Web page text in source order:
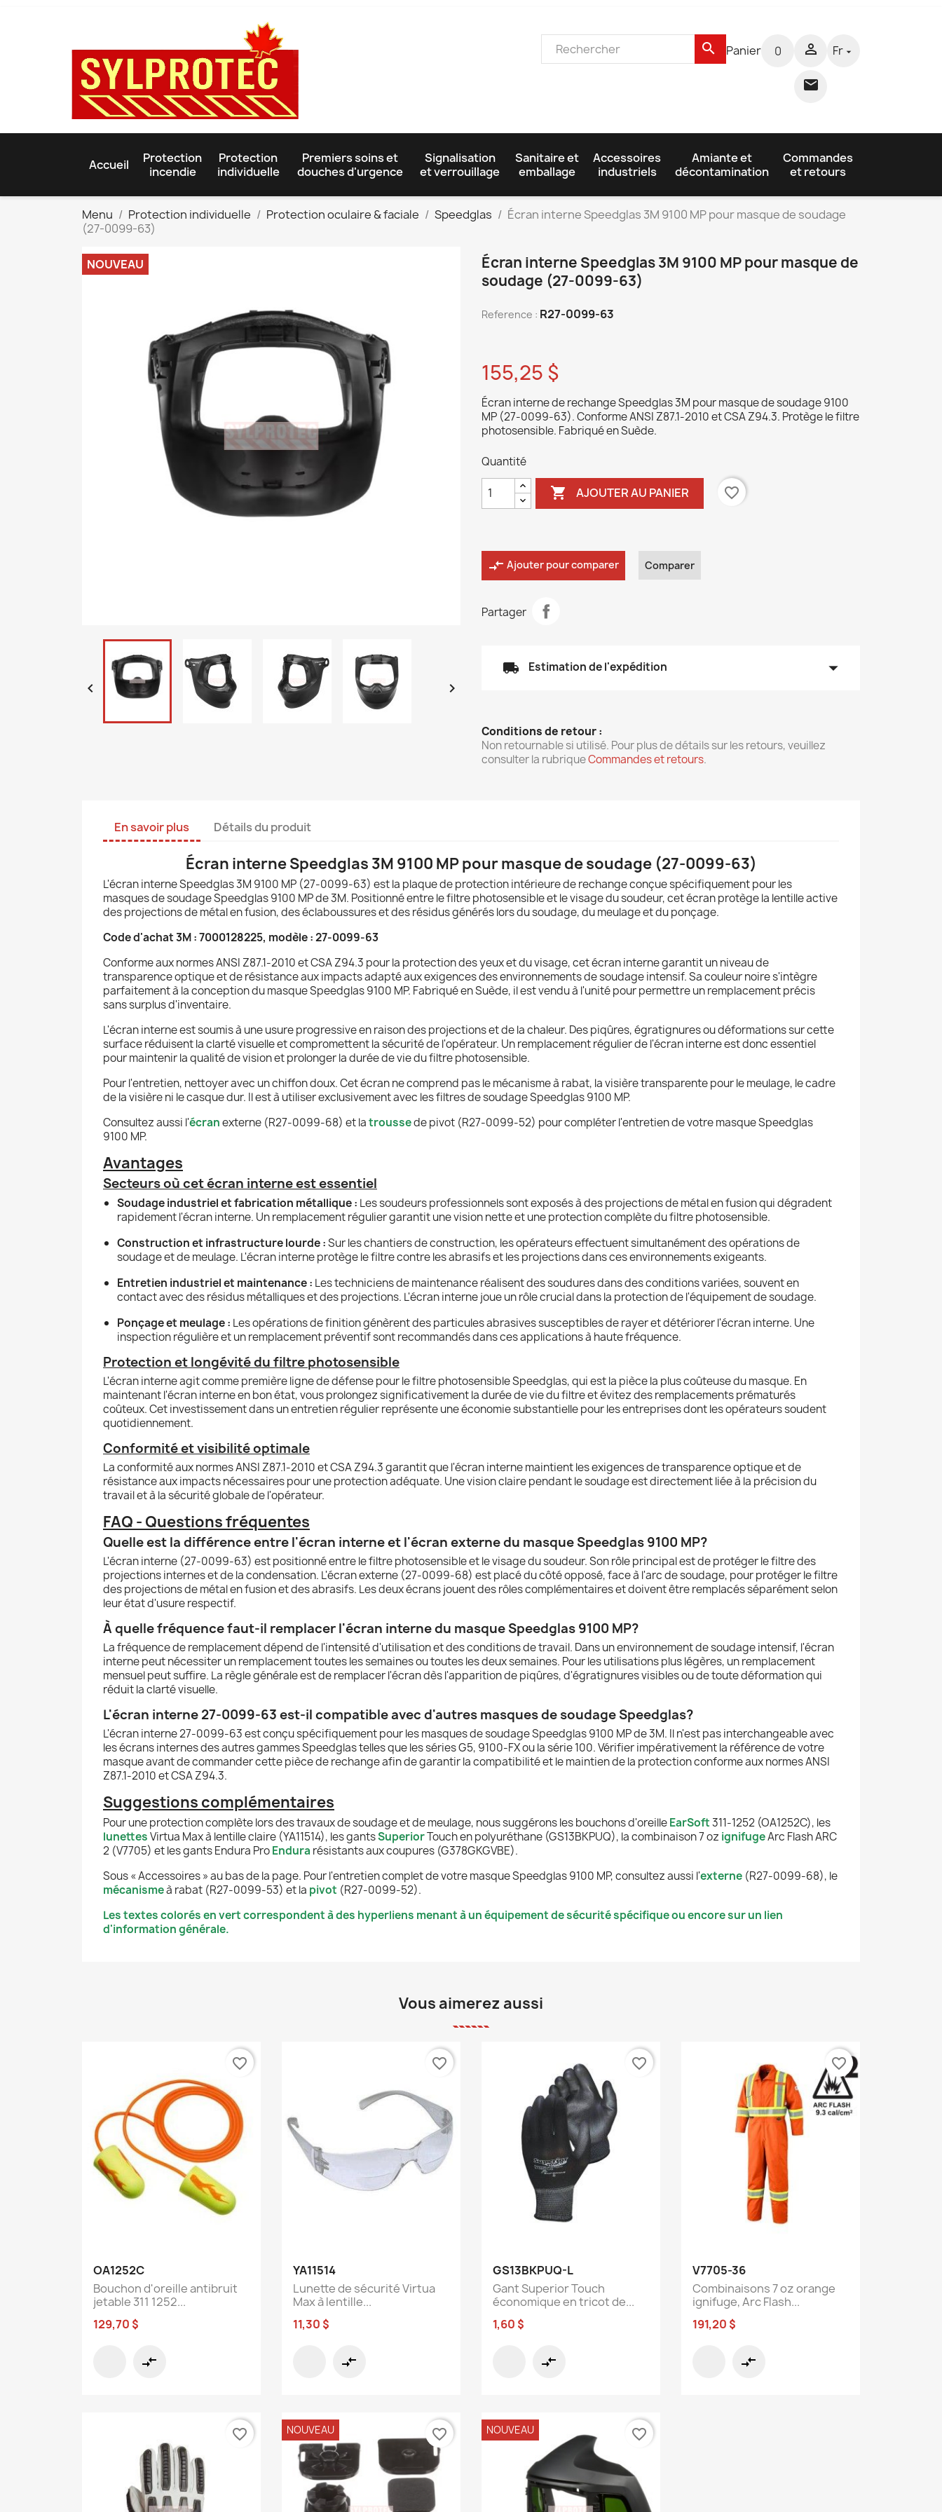
search Panier 0 

Fr 
Accueil
Protection
incendie
Protection
individuelle
Premiers soins et
douches d'urgence
Signalisation
et verrouillage
Sanitaire et
emballage
Accessoires
industriels
Amiante et
décontamination
Commandes
et retours
Menu Protection individuelle Protection oculaire & faciale Speedglas
Écran interne Speedglas 3M 9100 MP pour masque de soudage
(27-0099-63)
NOUVEAU
 
Écran interne Speedglas 3M 9100 MP pour masque de
soudage (27-0099-63)
Reference : R27-0099-63
155,25 $
Écran interne de rechange Speedglas 3M pour masque de soudage 9100
MP (27-0099-63). Conforme ANSI Z87.1-2010 et CSA Z94.3. Protège le filtre
photosensible. Fabriqué en Suède.
Quantité
 AJOUTER AU PANIER favorite_border
compare_arrows Ajouter pour comparer Comparer
Partager
local_shipping Estimation de l'expédition arrow_drop_down
Conditions de retour :
Non retournable si utilisé. Pour plus de détails sur les retours, veuillez
consulter la rubriqueCommandes et retours.
En savoir plus Détails du produit
Écran interne Speedglas 3M 9100 MP pour masque de soudage (27-0099-63)
L'écran interne Speedglas 3M 9100 MP (27-0099-63) est la plaque de protection intérieure de rechange conçue spécifiquement pour les
masques de soudage Speedglas 9100 MP de 3M. Positionné entre le filtre photosensible et le visage du soudeur, cet écran protège la lentille active
des projections de métal en fusion, des éclaboussures et des résidus générés lors du soudage, du meulage et du ponçage.
Code d'achat 3M : 7000128225, modèle : 27-0099-63
Conforme aux normes ANSI Z87.1-2010 et CSA Z94.3 pour la protection des yeux et du visage, cet écran interne garantit un niveau de
transparence optique et de résistance aux impacts adapté aux exigences des environnements de soudage intensif. Sa couleur noire s'intègre
parfaitement à la conception du masque Speedglas 9100 MP. Fabriqué en Suède, il est vendu à l'unité pour permettre un remplacement précis
sans surplus d'inventaire.
L'écran interne est soumis à une usure progressive en raison des projections et de la chaleur. Des piqûres, égratignures ou déformations sur cette
surface réduisent la clarté visuelle et compromettent la sécurité de l'opérateur. Un remplacement régulier de l'écran interne est donc essentiel
pour maintenir la qualité de vision et prolonger la durée de vie du filtre photosensible.
Pour l'entretien, nettoyer avec un chiffon doux. Cet écran ne comprend pas le mécanisme à rabat, la visière transparente pour le meulage, le cadre
de la visière ni le casque dur. Il est à utiliser exclusivement avec les filtres de soudage Speedglas 9100 MP.
Consultez aussi l'écranexterne (R27-0099-68) et latroussede pivot (R27-0099-52) pour compléter l'entretien de votre masque Speedglas
9100 MP.
Avantages
Secteurs où cet écran interne est essentiel
Soudage industriel et fabrication métallique : Les soudeurs professionnels sont exposés à des projections de métal en fusion qui dégradent
rapidement l'écran interne. Un remplacement régulier garantit une vision nette et une protection complète du filtre photosensible.
Construction et infrastructure lourde :Sur les chantiers de construction, les opérateurs effectuent simultanément des opérations de
soudage et de meulage. L'écran interne protège le filtre contre les abrasifs et les projections dans ces environnements exigeants.
Entretien industriel et maintenance : Les techniciens de maintenance réalisent des soudures dans des conditions variées, souvent en
contact avec des résidus métalliques et des projections. L'écran interne joue un rôle crucial dans la protection de l'équipement de soudage.
Ponçage et meulage : Les opérations de finition génèrent des particules abrasives susceptibles de rayer et détériorer l'écran interne. Une
inspection régulière et un remplacement préventif sont recommandés dans ces applications à haute fréquence.
Protection et longévité du filtre photosensible
L'écran interne agit comme première ligne de défense pour le filtre photosensible Speedglas, qui est la pièce la plus coûteuse du masque. En
maintenant l'écran interne en bon état, vous prolongez significativement la durée de vie du filtre et évitez des remplacements prématurés
coûteux. Cet investissement dans un entretien régulier représente une économie substantielle pour les entreprises dont les opérateurs soudent
quotidiennement.
Conformité et visibilité optimale
La conformité aux normes ANSI Z87.1-2010 et CSA Z94.3 garantit que l'écran interne maintient les exigences de transparence optique et de
résistance aux impacts nécessaires pour une protection adéquate. Une vision claire pendant le soudage est directement liée à la précision du
travail et à la sécurité globale de l'opérateur.
FAQ - Questions fréquentes
Quelle est la différence entre l'écran interne et l'écran externe du masque Speedglas 9100 MP?
L'écran interne (27-0099-63) est positionné entre le filtre photosensible et le visage du soudeur. Son rôle principal est de protéger le filtre des
projections internes et de la condensation. L'écran externe (27-0099-68) est placé du côté opposé, face à l'arc de soudage, pour protéger le filtre
des projections de métal en fusion et des abrasifs. Les deux écrans jouent des rôles complémentaires et doivent être remplacés séparément selon
leur état d'usure respectif.
À quelle fréquence faut-il remplacer l'écran interne du masque Speedglas 9100 MP?
La fréquence de remplacement dépend de l'intensité d'utilisation et des conditions de travail. Dans un environnement de soudage intensif, l'écran
interne peut nécessiter un remplacement toutes les semaines ou toutes les deux semaines. Pour les utilisations plus légères, un remplacement
mensuel peut suffire. La règle générale est de remplacer l'écran dès l'apparition de piqûres, d'égratignures visibles ou de toute déformation qui
réduit la clarté visuelle.
L'écran interne 27-0099-63 est-il compatible avec d'autres masques de soudage Speedglas?
L'écran interne 27-0099-63 est conçu spécifiquement pour les masques de soudage Speedglas 9100 MP de 3M. Il n'est pas interchangeable avec
les écrans internes des autres gammes Speedglas telles que les séries G5, 9100-FX ou la série 100. Vérifier impérativement la référence de votre
masque avant de commander cette pièce de rechange afin de garantir la compatibilité et le maintien de la protection conforme aux normes ANSI
Z87.1-2010 et CSA Z94.3.
Suggestions complémentaires
Pour une protection complète lors des travaux de soudage et de meulage, nous suggérons les bouchons d'oreilleEarSoft311-1252 (OA1252C), les
lunettesVirtua Max à lentille claire (YA11514), les gantsSuperiorTouch en polyuréthane (GS13BKPUQ), la combinaison 7 oz ignifugeArc Flash ARC
2 (V7705) et les gants Endura ProEndura résistants aux coupures (G378GKGVBE).
Sous « Accessoires » au bas de la page. Pour l'entretien complet de votre masque Speedglas 9100 MP, consultez aussi l'externe (R27-0099-68), le
mécanismeà rabat (R27-0099-53) et la pivot (R27-0099-52).
Les textes colorés en vert correspondent à des hyperliens menant à un équipement de sécurité spécifique ou encore sur un lien
d'information générale.
Vous aimerez aussi
Aperçu rapide
OA1252C
Bouchon d'oreille antibruit
jetable 311 1252...
129,70 $
compare_arrows
favorite_border

YA11514
Lunette de sécurité Virtua
Max à lentille...
11,30 $
compare_arrows
favorite_border
Aperçu rapide
GS13BKPUQ-L
Gant Superior Touch
économique en tricot de...
1,60 $
compare_arrows
favorite_border
Aperçu rapide
V7705-36
Combinaisons 7 oz orange
ignifuge, Arc Flash...
191,20 $
compare_arrows
favorite_border
favorite_border NOUVEAU favorite_border NOUVEAU favorite_border